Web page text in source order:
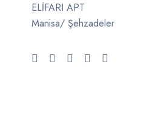
ELİFARI APT
Manisa/ Şehzadeler